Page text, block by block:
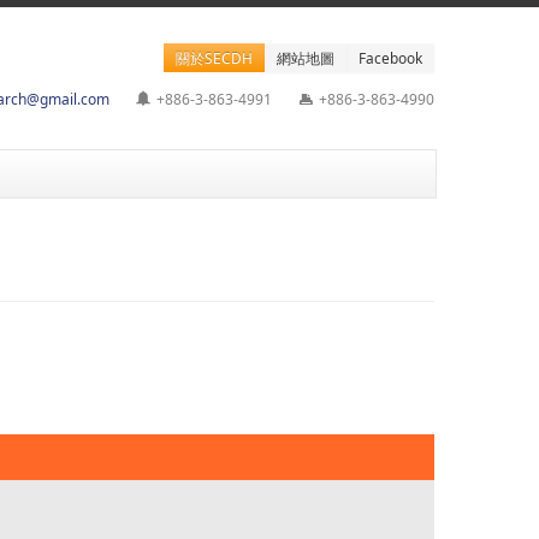
Facebook
網站地圖
關於SECDH
+886-3-863-4991 +886-3-863-4990